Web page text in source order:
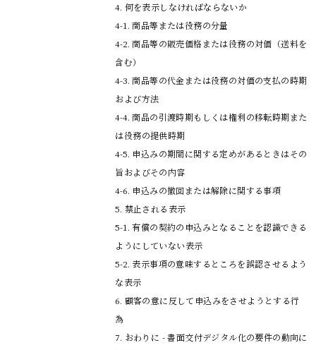
4. 何を表示しなければならないか
4-1. 商品等または役務の分量
4-2. 商品等の販売価格または役務の対価（送料を
含む）
4-3. 商品等の代金または役務の対価の支払の時期
および方法
4-4. 商品の引渡時期もしくは権利の移転時期また
は役務の提供時期
4-5. 申込みの期間に関する定めがあるときはその
旨およびその内容
4-6. 申込みの撤回または解除に関する事項
5. 禁止される表示
5-1. 有償の契約の申込みとなることを認識できる
ようにしていない表示
5-2. 表示事項の意味するところを誤認させるよう
な表示
6. 顧客の意に反して申込みをさせようとする行
為
7. おわりに - 書面交付デジタル化の要件の動向に